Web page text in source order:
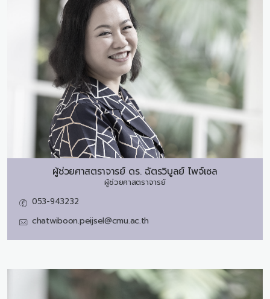
ผู้ช่วยศาสตราจารย์ ดร. ฉัตรวิบูลย์ ไพจ์เซล
ผู้ช่วยศาสตราจารย์
053-943232
chatwiboon.peijsel@cmu.ac.th